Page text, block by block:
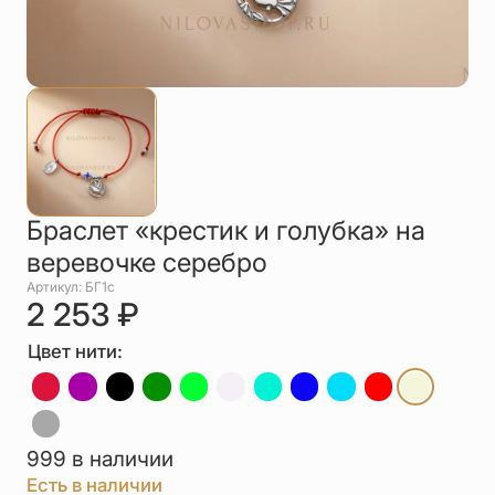
Цепи
Чётки
Шнурки на
Другое
Браслет «крестик и голубка» на
веревочке серебро
Артикул: БГ1с
2 253 ₽
Цвет нити:
999 в наличии
Есть в наличии